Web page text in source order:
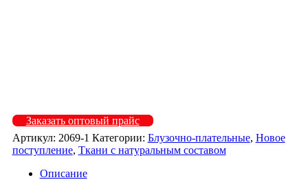
Заказать оптовый прайс
Артикул: 2069-1 Категории: Блузочно-плательные, Новое
поступление, Ткани с натуральным составом
Описание